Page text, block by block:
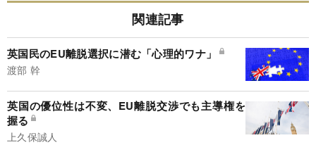
関連記事
英国民のEU離脱選択に潜む「心理的ワナ」
渡部 幹
英国の優位性は不変、EU離脱交渉でも主導権を
握る
上久保誠人